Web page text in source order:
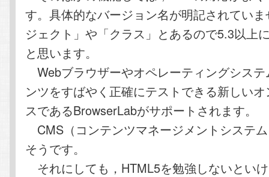
す。具体的なバージョン名が明記されてい
ジェクト」や「クラス」とあるので5.3以上
と思います。
Webブラウザーやオペレーティングシス
ンツをすばやく正確にテストできる新しい
スであるBrowserLabがサポートされます。
CMS（コンテンツマネージメントシステ
そうです。
それにしても，HTML5を勉強しないとい